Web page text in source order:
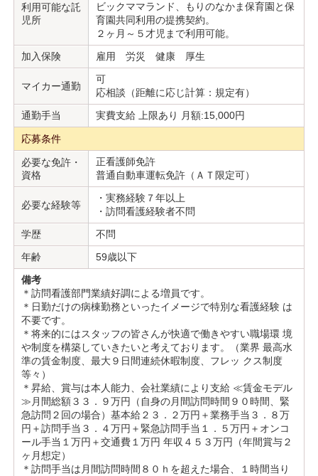
利用可能な託
児所
ビックママランド、もりのなかま保育園と保
育園共同利用の提携契約。
２ヶ月～５才児まで利用可能。
加入保険
雇用 労災 健康 厚生
マイカー通勤
可
応相談（距離に応じ計算：規定有）
通勤手当
実費支給 上限あり 月額:15,000円
応募条件
必要な免許・
資格
正看護師免許
普通自動車運転免許（ＡＴ限定可）
必要な経験等
・実務経験７年以上
・訪問看護経験者不問
学歴
不問
年齢
59歳以下
備考
＊訪問看護部門業績好調による増員です。
＊日勤だけの病棟勤務といったイメージで特別な看護経験 は
不要です。
＊将来的にはスタッフの皆さんが快適で働きやすい職場環 境
や制度を構築していきたいと考えております。（業界 最高水
準の賃金制度、最大９日間連続休暇制度、フレッ クス制度
等々）
＊昇給、賞与は本人能力、会社業績により支給 ≪賃金モデル
≫月間総額３３．９万円（自身の月間訪問時間９０時間、緊
急訪問２回の場合）基本給２３．２万円＋業務手当３．８万
円＋訪問手当３．４万円＋緊急訪問手当１．５万円＋オンコ
ール手当１万円＋交通費１万円 年収４５３万円（年間賞与２
ヶ月想定）
＊訪問手当は月間訪問時間８０ｈを超えた場合、１時間当り